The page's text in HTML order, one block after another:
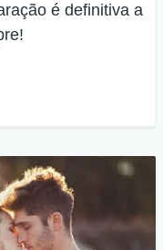
é definitiva a